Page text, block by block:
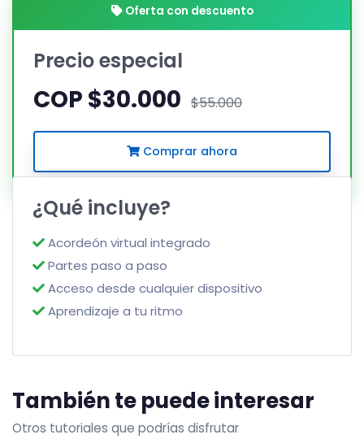
Oferta con descuento
Precio especial
COP $30.000 $55.000
Comprar ahora
¿Qué incluye?
Acordeón virtual integrado
Partes paso a paso
Acceso desde cualquier dispositivo
Aprendizaje a tu ritmo
También te puede interesar
Otros tutoriales que podrías disfrutar